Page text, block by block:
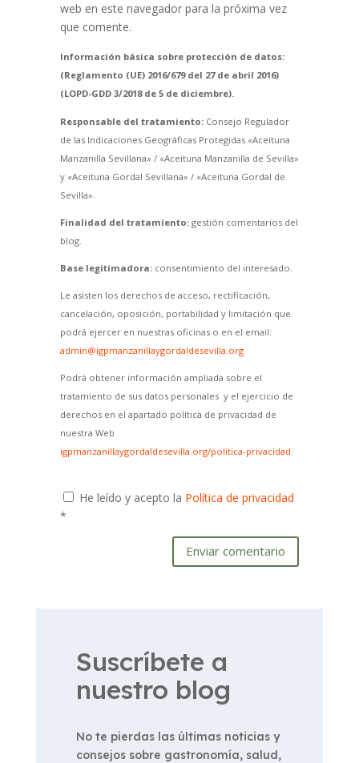
web en este navegador para la próxima vez
que comente.
Información básica sobre protección de datos:
(Reglamento (UE) 2016/679 del 27 de abril 2016)
(LOPD-GDD 3/2018 de 5 de diciembre).
Responsable del tratamiento:Consejo Regulador
de las Indicaciones Geográficas Protegidas «Aceituna
Manzanilla Sevillana» / «Aceituna Manzanilla de Sevilla»
y «Aceituna Gordal Sevillana» / «Aceituna Gordal de
Sevilla».
Finalidad del tratamiento:gestión comentarios del
blog.
Base legitimadora:consentimiento del interesado.
Le asisten los derechos de acceso, rectificación,
cancelación, oposición, portabilidad y limitación que
podrá ejercer en nuestras oficinas o en el email:
admin@igpmanzanillaygordaldesevilla.org
Podrá obtener información ampliada sobre el
tratamiento de sus datos personales y el ejercicio de
derechos en el apartado política de privacidad de
nuestra Web
igpmanzanillaygordaldesevilla.org/politica-privacidad
He leído y acepto la Política de privacidad
*
Enviar comentario
Suscríbete a
nuestro blog
No te pierdas las últimas noticias y
consejos sobre gastronomía, salud,